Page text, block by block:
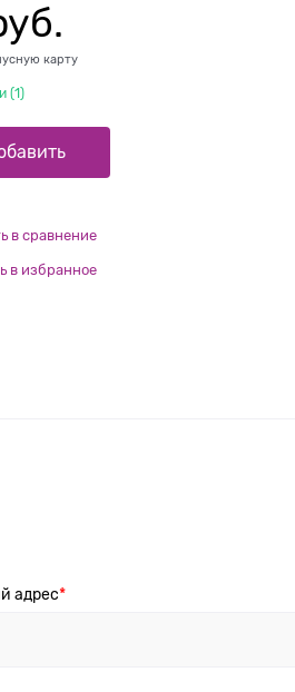
карту
(1 )
в сравнение
в избранное
адрес